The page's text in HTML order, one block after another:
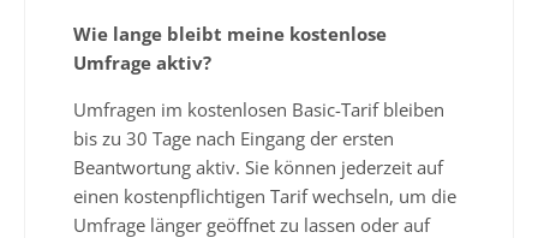
Wie lange bleibt meine kostenlose
Umfrage aktiv?
Umfragen im kostenlosen Basic-Tarif bleiben
bis zu 30 Tage nach Eingang der ersten
Beantwortung aktiv. Sie können jederzeit auf
einen kostenpflichtigen Tarif wechseln, um die
Umfrage länger geöffnet zu lassen oder auf